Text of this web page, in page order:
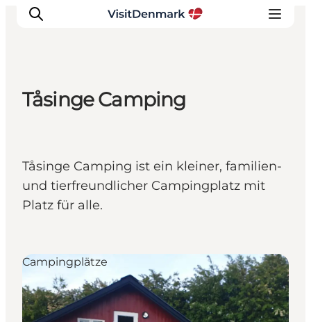
Erlebnisse
Unterkünfte
Reiseplanung
Tåsinge Camping
Tåsinge Camping ist ein kleiner, familien-
und tierfreundlicher Campingplatz mit
Platz für alle.
Campingplätze